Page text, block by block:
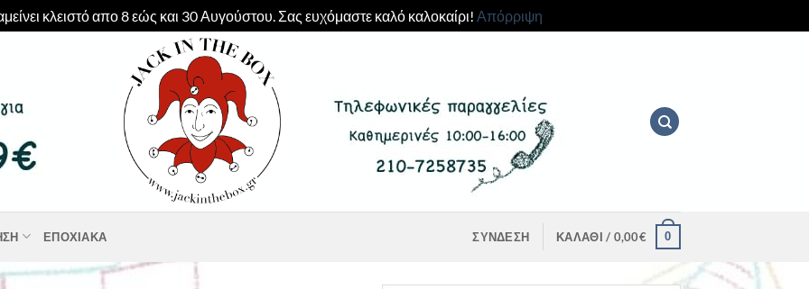
κλειστό απο 8 εώς και 30 Αυγούστου. Σας ευχόμαστε καλό καλοκαίρι! Απόρριψη
ΕΠΟΧΙΑΚΆ ΣΎΝΔΕΣΗ ΚΑΛΆΘΙ / 0,00€ 0